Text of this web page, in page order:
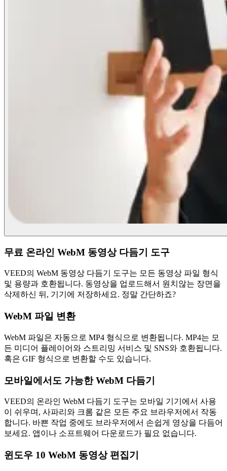
무료 온라인 WebM 동영상 다듬기 도구
VEED의 WebM 동영상 다듬기 도구는 모든 동영상 파일 형식
및 용량과 호환됩니다. 동영상을 업로드해서 원치않는 장면을
삭제하신 뒤, 기기에 저장하세요. 정말 간단하죠?
WebM 파일 변환
WebM 파일은 자동으로 MP4 형식으로 변환됩니다. MP4는 모
든 미디어 플레이어와 스트리밍 서비스 및 SNS와 호환됩니다.
혹은 GIF 형식으로 변환할 수도 있습니다.
모바일에서도 가능한 WebM 다듬기
VEED의 온라인 WebM 다듬기 도구는 모바일 기기에서 사용
이 쉬우며, 사파리와 크롬 같은 모든 주요 브라우저에서 작동
합니다. 바쁜 작업 중에도 브라우저에서 손쉽게 영상을 다듬어
보세요. 앱이나 소프트웨어 다운로드가 필요 없습니다.
윈도우 10 WebM 동영상 편집기